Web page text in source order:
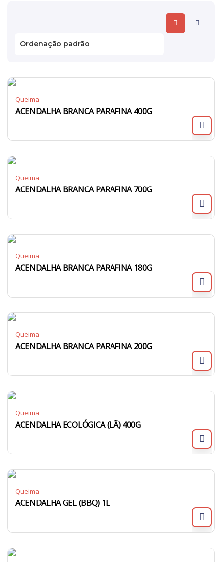
Queima
ACENDALHA BRANCA PARAFINA 400G
Queima
ACENDALHA BRANCA PARAFINA 700G
Queima
ACENDALHA BRANCA PARAFINA 180G
Queima
ACENDALHA BRANCA PARAFINA 200G
Queima
ACENDALHA ECOLÓGICA (LÃ) 400G
Queima
ACENDALHA GEL (BBQ) 1L